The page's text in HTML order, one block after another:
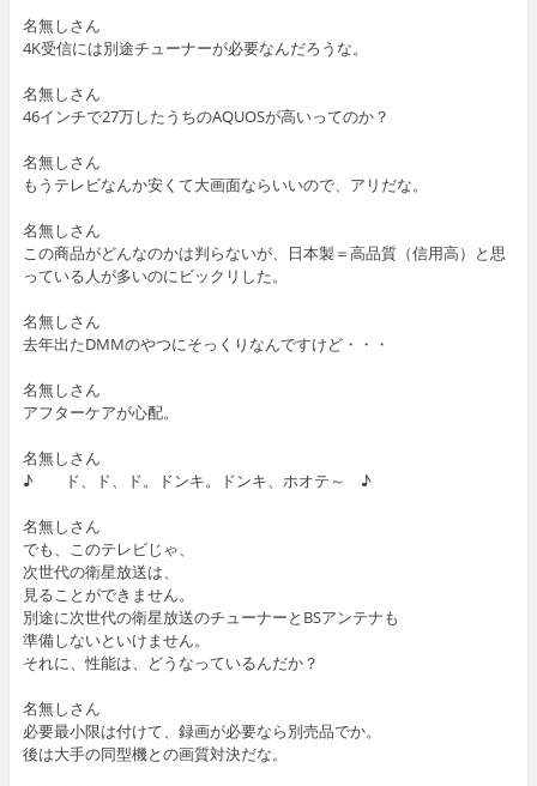
名無しさん
4K受信には別途チューナーが必要なんだろうな。
名無しさん
46インチで27万したうちのAQUOSが高いってのか？
名無しさん
もうテレビなんか安くて大画面ならいいので、アリだな。
名無しさん
この商品がどんなのかは判らないが、日本製＝高品質（信用高）と思
っている人が多いのにビックリした。
名無しさん
去年出たDMMのやつにそっくりなんですけど・・・
名無しさん
アフターケアが心配。
名無しさん
♪ ド、ド、ド。ドンキ。ドンキ、ホオテ～ ♪
名無しさん
でも、このテレビじゃ、
次世代の衛星放送は、
見ることができません。
別途に次世代の衛星放送のチューナーとBSアンテナも
準備しないといけません。
それに、性能は、どうなっているんだか？
名無しさん
必要最小限は付けて、録画が必要なら別売品でか。
後は大手の同型機との画質対決だな。